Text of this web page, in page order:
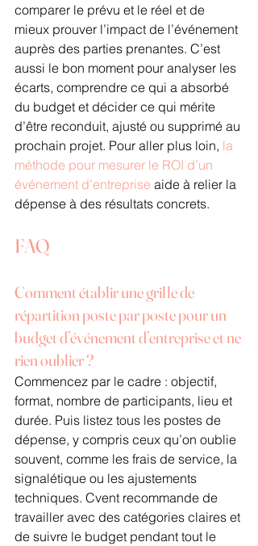
comparer le prévu et le réel et de
mieux prouver l’impact de l’événement
auprès des parties prenantes. C’est
aussi le bon moment pour analyser les
écarts, comprendre ce qui a absorbé
du budget et décider ce qui mérite
d’être reconduit, ajusté ou supprimé au
prochain projet. Pour aller plus loin, la
méthode pour mesurer le ROI d’un
événement d’entreprise aide à relier la
dépense à des résultats concrets.
FAQ
Comment établir une grille de
répartition poste par poste pour un
budget d’événement d’entreprise et ne
rien oublier ?
Commencez par le cadre : objectif,
format, nombre de participants, lieu et
durée. Puis listez tous les postes de
dépense, y compris ceux qu’on oublie
souvent, comme les frais de service, la
signalétique ou les ajustements
techniques. Cvent recommande de
travailler avec des catégories claires et
de suivre le budget pendant tout le